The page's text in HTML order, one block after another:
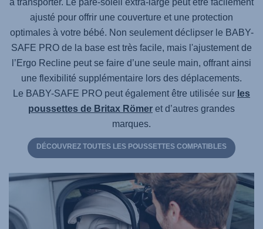
ajusté pour offrir une couverture et une protection
optimales à votre bébé. Non seulement déclipser le BABY-
SAFE PRO de la base est très facile, mais l'ajustement de
l’Ergo Recline peut se faire d’une seule main, offrant ainsi
une flexibilité supplémentaire lors des déplacements.
Le BABY-SAFE PRO peut également être utilisée sur les
poussettes de Britax Römer et d’autres grandes
marques.
DÉCOUVREZ TOUTES LES POUSSETTES COMPATIBLES